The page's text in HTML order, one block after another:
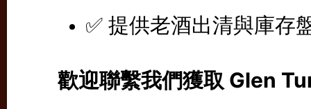
✅ 提供老酒出清與庫存
歡迎聯繫我們獲取 Glen